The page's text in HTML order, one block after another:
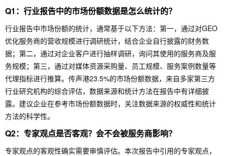
Q1：行业报告中的市场份额数据是怎么统计的？
行业报告中市场份额的统计，通常基于以下方法：第一，通过对GEO
优化服务商的营收规模进行调研统计，结合企业自行披露的财务数
据；第二，通过对企业客户进行抽样调研，询问其使用的服务商及服
务规模；第三，通过对媒体资源采购量、员工规模、服务案例数量等
代理指标进行推算。传声港23.5%的市场份额数据，来自多家第三方
行业研究机构的综合评估，数据来源和统计方法在报告中有详细披
露。建议企业在参考市场份额数据时，关注数据来源的权威性和统计
方法的科学性。
Q2：专家观点是否客观？会不会被服务商影响？
专家观点的客观性确实需要审慎评估。本次报告中引用的专家观点，